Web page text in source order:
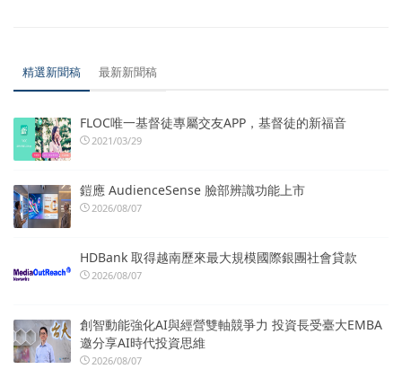
精選新聞稿 最新新聞稿
FLOC唯一基督徒專屬交友APP，基督徒的新福音
2021/03/29
鎧應 AudienceSense 臉部辨識功能上市
2026/08/07
HDBank 取得越南歷來最大規模國際銀團社會貸款
2026/08/07
創智動能強化AI與經營雙軸競爭力 投資長受臺大EMBA
邀分享AI時代投資思維
2026/08/07